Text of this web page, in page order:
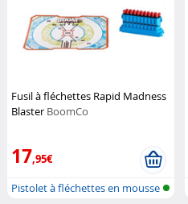
Fusil à fléchettes Rapid Madness
Blaster BoomCo
17,95€
Pistolet à fléchettes en mousse